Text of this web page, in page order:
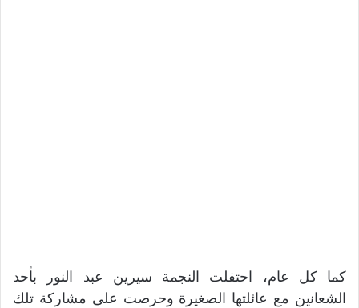
كما كل عام، احتفلت النجمة سيرين عبد النور بأحد
الشعانين مع عائلتها الصغيرة وحرصت على مشاركة تلك